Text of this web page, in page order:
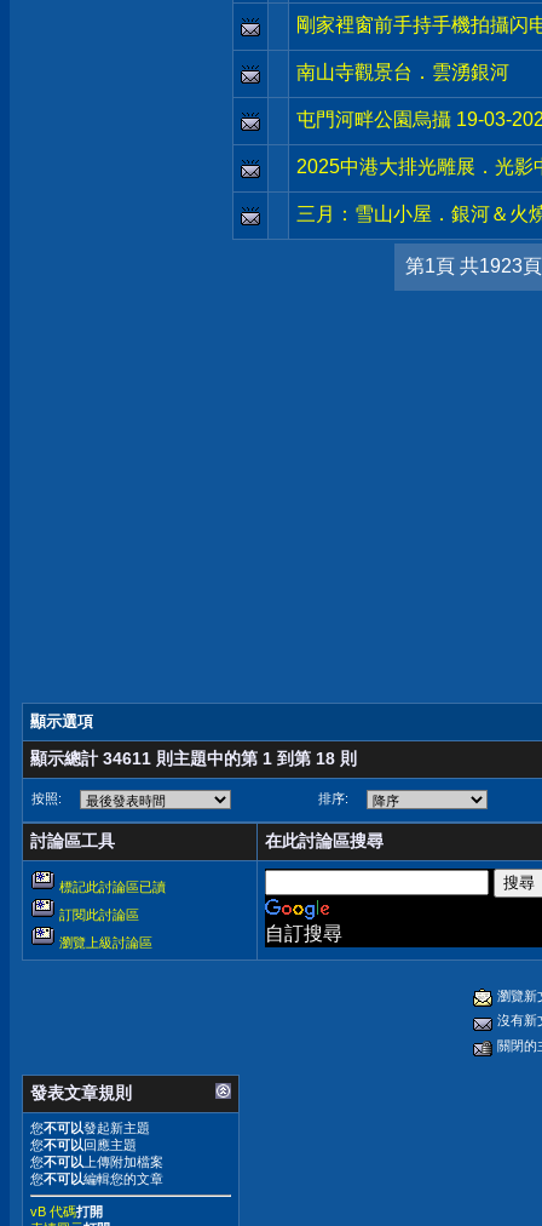
剛家裡窗前手持手機拍攝闪
南山寺觀景台．雲湧銀河
屯門河畔公園烏攝 19-03-
2025中港大排光雕展．光影
三月：雪山小屋．銀河＆火
第1頁 共1923頁
顯示選項
顯示總計 34611 則主題中的第 1 到第 18 則
按照: 排序:
討論區工具 在此討論區搜尋
標記此討論區已讀
訂閱此討論區
瀏覽上級討論區
自訂搜尋
瀏覽新
沒有新
關閉的
發表文章規則
您不可以發起新主題
您不可以回應主題
您不可以 上傳附加檔案
您不可以編輯您的文章
vB 代碼打開